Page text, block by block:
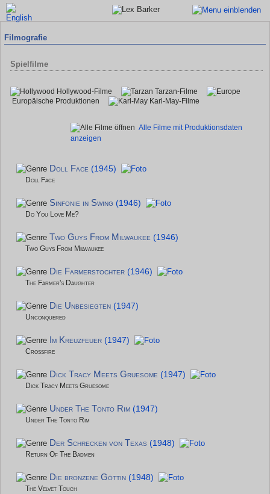
Filmografie
Spielfilme
Hollywood-Filme
Tarzan-Filme
Europäische Produktionen
Karl-May-Filme
Alle Filme mit Produktionsdaten
anzeigen
Doll Face (1945)
Doll Face
Sinfonie in Swing (1946)
Do You Love Me?
Two Guys From Milwaukee (1946)
Two Guys From Milwaukee
Die Farmerstochter (1946)
The Farmer's Daughter
Die Unbesiegten (1947)
Unconquered
Im Kreuzfeuer (1947)
Crossfire
Dick Tracy Meets Gruesome (1947)
Dick Tracy Meets Gruesome
Under The Tonto Rim (1947)
Under The Tonto Rim
Der Schrecken von Texas (1948)
Return Of The Badmen
Die bronzene Göttin (1948)
The Velvet Touch